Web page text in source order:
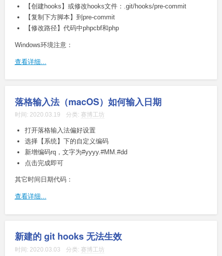
【创建hooks】或修改hooks文件：.git/hooks/pre-commit
【复制下方脚本】到pre-commit
【修改路径】代码中phpcbf和php
Windows环境注意：
查看详细...
落格输入法（macOS）如何输入日期
时间: 2020.03.19 分类: 赛博工坊
打开落格输入法偏好设置
选择【系统】下的自定义编码
新增编码rq，文字为#yyyy.#MM.#dd
点击完成即可
其它时间日期代码：
查看详细...
新建的 git hooks 无法生效
时间: 2020.03.03 分类: 赛博工坊